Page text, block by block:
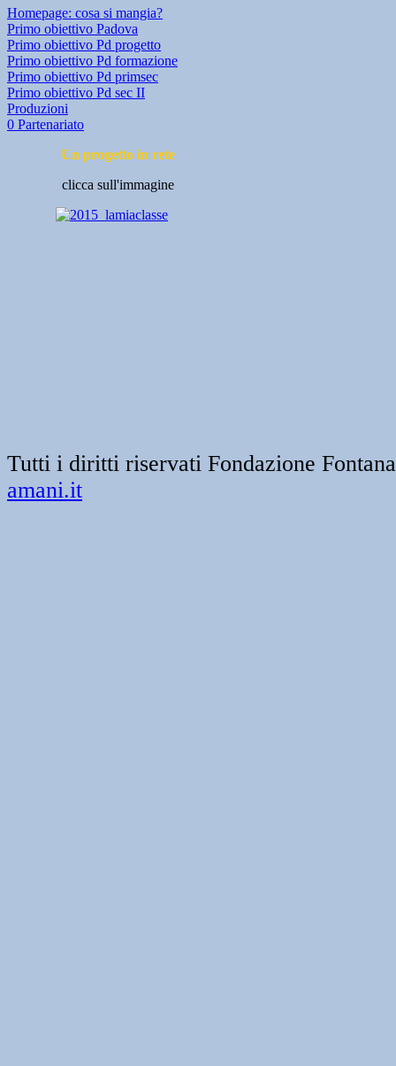
Homepage: cosa si mangia?
Primo obiettivo Padova
Primo obiettivo Pd progetto
Primo obiettivo Pd formazione
Primo obiettivo Pd primsec
Primo obiettivo Pd sec II
Produzioni
0 Partenariato
Un progetto in rete
clicca sull'immagine
Tutti i diritti riservati Fondazione
amani.it